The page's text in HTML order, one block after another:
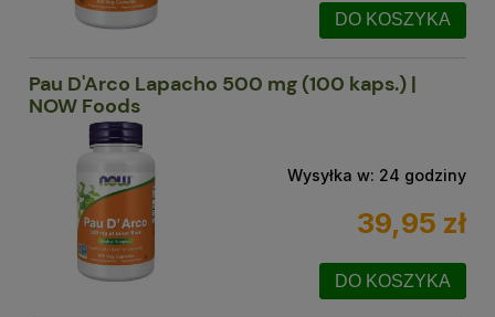
DO KOSZYKA
Pau D'Arco Lapacho 500 mg (100 kaps.) |
NOW Foods
Wysyłka w: 24 godziny
39,95 zł
DO KOSZYKA